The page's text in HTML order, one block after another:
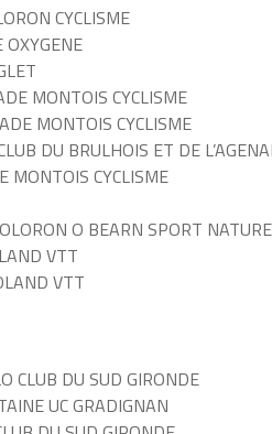
CYCLISME
MONTOIS CYCLISME
MONTOIS CYCLISME
DU BRULHOIS ET DE
MONTOIS CYCLISME
O BEARN SPORT NATURE
VTT
VTT
CLUB DU SUD GIRONDE
UC GRADIGNAN